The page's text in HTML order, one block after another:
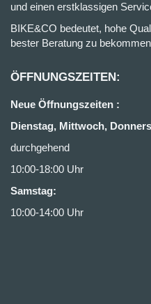
und einen erstklassigen
BIKE&CO bedeutet, hohe
bester Beratung zu
ÖFFNUNGSZEITEN:
Neue Öffnungszeiten :
Dienstag, Mittwoch,
durchgehend
10:00-18:00 Uhr
Samstag:
10:00-14:00 Uhr